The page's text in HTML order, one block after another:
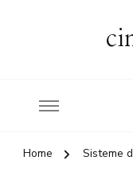
Home
Sisteme